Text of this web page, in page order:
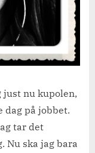
just nu kupolen,
dag på jobbet.
tar det
Nu ska jag bara